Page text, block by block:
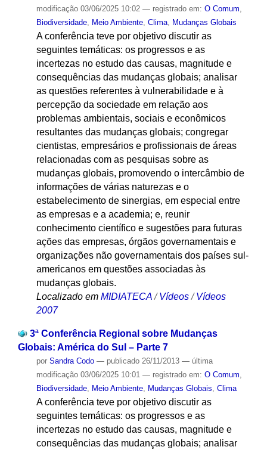
modificação03/06/2025 10:02 — registrado em: O Comum
Biodiversidade, Meio Ambiente, Clima, Mudanças Globais
A conferência teve por objetivo discutir as
seguintes temáticas: os progressos e as
incertezas no estudo das causas, magnitude e
consequências das mudanças globais; analisar
as questões referentes à vulnerabilidade e à
percepção da sociedade em relação aos
problemas ambientais, sociais e econômicos
resultantes das mudanças globais; congregar
cientistas, empresários e profissionais de áreas
relacionadas com as pesquisas sobre as
mudanças globais, promovendo o intercâmbio de
informações de várias naturezas e o
estabelecimento de sinergias, em especial entre
as empresas e a academia; e, reunir
conhecimento científico e sugestões para futuras
ações das empresas, órgãos governamentais e
organizações não governamentais dos países sul-
americanos em questões associadas às
mudanças globais.
Localizado em MIDIATECA /Vídeos /Vídeos
2007
3ª Conferência Regional sobre Mudanças
Globais: América do Sul – Parte 7
por Sandra Codo — publicado26/11/2013 — última
modificação03/06/2025 10:01 — registrado em: O Comum
Biodiversidade, Meio Ambiente, Mudanças Globais Clima
A conferência teve por objetivo discutir as
seguintes temáticas: os progressos e as
incertezas no estudo das causas, magnitude e
consequências das mudanças globais; analisar